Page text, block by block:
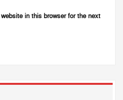
in this browser for the next